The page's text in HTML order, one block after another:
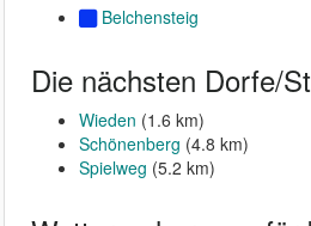
Belchensteig
Die nächsten Dorfe/
Wieden (1.6 km)
Schönenberg (4.8 km)
Spielweg (5.2 km)